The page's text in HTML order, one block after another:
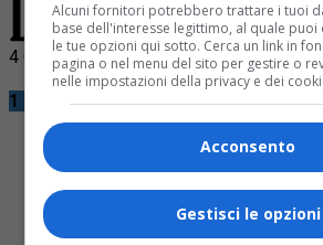
4 Commenti
1 Commento
Alcuni fornitori potrebbero trattare i tuoi
base dell'interesse legittimo, al quale
le tue opzioni qui sotto. Cerca un link in
pagina o nel menu del sito per gestire o
nelle impostazioni della privacy e dei
Acconsento
Gestisci le opzioni